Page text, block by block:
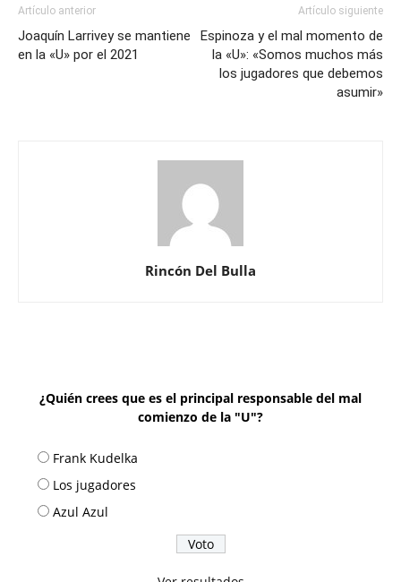
Artículo anterior
Joaquín Larrivey se mantiene
en la «U» por el 2021
Artículo siguiente
Espinoza y el mal momento de
la «U»: «Somos muchos más
los jugadores que debemos
asumir»
Rincón Del Bulla
¿Quién crees que es el principal responsable del mal
comienzo de la "U"?
Frank Kudelka
Los jugadores
Azul Azul